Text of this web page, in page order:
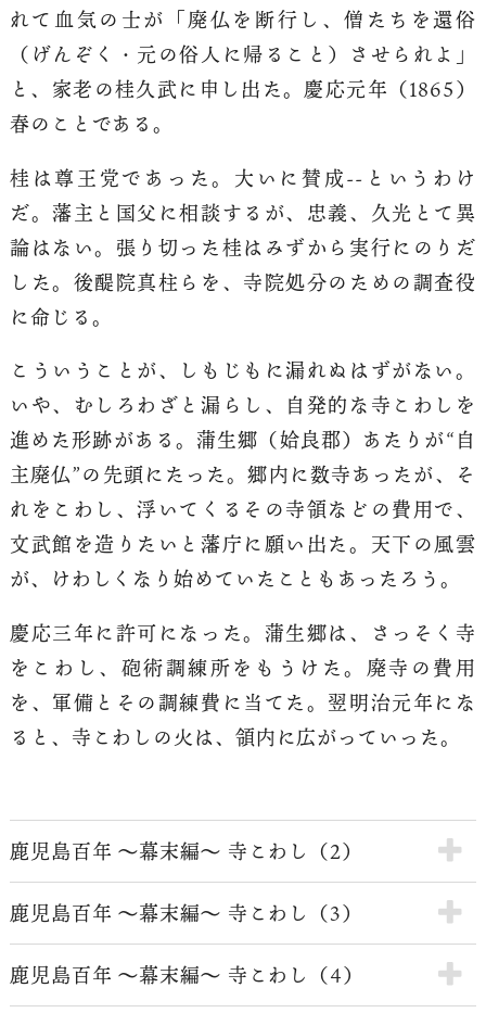
れて血気の士が「廃仏を断行し、僧たちを還俗
（げんぞく・元の俗人に帰ること）させられよ」
と、家老の桂久武に申し出た。慶応元年（1865）
春のことである。
桂は尊王党であった。大いに賛成--というわけ
だ。藩主と国父に相談するが、忠義、久光とて異
論はない。張り切った桂はみずから実行にのりだ
した。後醍院真柱らを、寺院処分のための調査役
に命じる。
こういうことが、しもじもに漏れぬはずがない。
いや、むしろわざと漏らし、自発的な寺こわしを
進めた形跡がある。蒲生郷（姶良郡）あたりが“自
主廃仏”の先頭にたった。郷内に数寺あったが、そ
れをこわし、浮いてくるその寺領などの費用で、
文武館を造りたいと藩庁に願い出た。天下の風雲
が、けわしくなり始めていたこともあったろう。
慶応三年に許可になった。蒲生郷は、さっそく寺
をこわし、砲術調練所をもうけた。廃寺の費用
を、軍備とその調練費に当てた。翌明治元年にな
ると、寺こわしの火は、領内に広がっていった。
鹿児島百年 ～幕末編～ 寺こわし（2）
鹿児島百年 ～幕末編～ 寺こわし（3）
鹿児島百年 ～幕末編～ 寺こわし（4）